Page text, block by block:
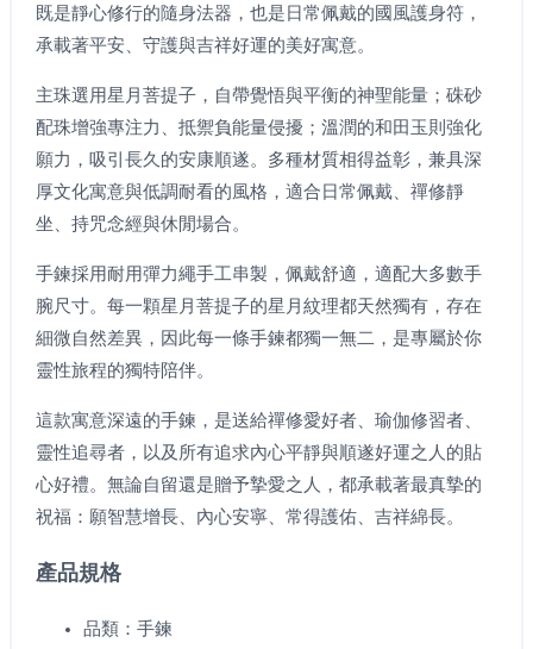
既是靜心修行的隨身法器，也是日常佩戴的國風護身符，
承載著平安、守護與吉祥好運的美好寓意。
主珠選用星月菩提子，自帶覺悟與平衡的神聖能量；硃砂
配珠增強專注力、抵禦負能量侵擾；溫潤的和田玉則強化
願力，吸引長久的安康順遂。多種材質相得益彰，兼具深
厚文化寓意與低調耐看的風格，適合日常佩戴、禪修靜
坐、持咒念經與休閒場合。
手鍊採用耐用彈力繩手工串製，佩戴舒適，適配大多數手
腕尺寸。每一顆星月菩提子的星月紋理都天然獨有，存在
細微自然差異，因此每一條手鍊都獨一無二，是專屬於你
靈性旅程的獨特陪伴。
這款寓意深遠的手鍊，是送給禪修愛好者、瑜伽修習者、
靈性追尋者，以及所有追求內心平靜與順遂好運之人的貼
心好禮。無論自留還是贈予摯愛之人，都承載著最真摯的
祝福：願智慧增長、內心安寧、常得護佑、吉祥綿長。
產品規格
品類：手鍊